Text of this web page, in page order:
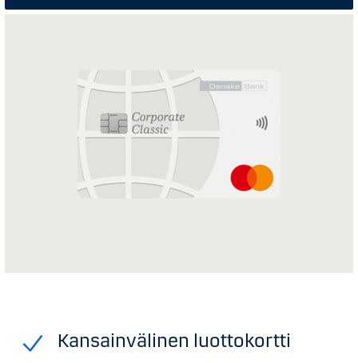
Kansainvälinen luottokortti